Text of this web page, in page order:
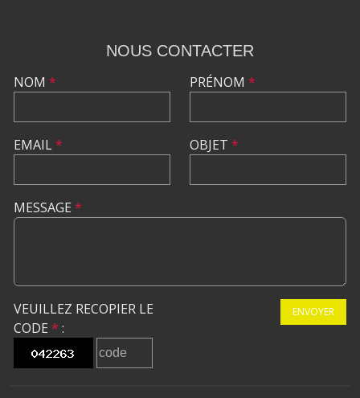
NOUS CONTACTER
NOM *
EMAIL*
PRÉNOM *
OBJET *
MESSAGE *
VEUILLEZ RECOPIER LE
CODE * :
ENVOYER